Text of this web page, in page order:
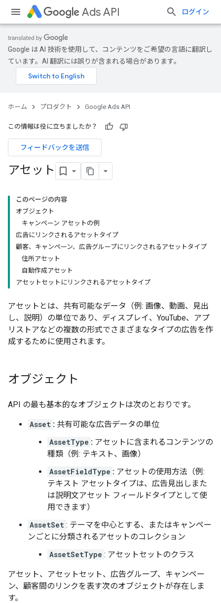
Ads API ログイン
Google は AI 技術を使用して、コンテンツをご希望の言語に翻訳し
ています。AI 翻訳には誤りが含まれる場合があります。
ホーム プロダクト Google Ads API
この情報は役に立ちましたか？
フィードバックを送信
アセット
このページの内容
オブジェクト
キャンペーン アセットの例
広告にリンクされるアセットタイプ
顧客、キャンペーン、広告グループにリンクされるアセットタイプ
住所アセット
自動作成アセット
アセットセットにリンクされるアセットタイプ
アセットとは、共有可能なデータ（例: 画像、動画、見出
し、説明）の単位であり、ディスプレイ、YouTube、アプ
リストアなどの複数の形式でさまざまなタイプの広告を作
成するために使用されます。
オブジェクト
API の最も基本的なオブジェクトは次のとおりです。
Asset : 共有可能な広告データの単位
AssetType : アセットに含まれるコンテンツの
種類（例: テキスト、画像）
AssetFieldType : アセットの使用方法（例:
テキスト アセットタイプは、広告見出しまた
は説明文アセット フィールドタイプとして使
用できます）
AssetSet : テーマを中心とする、またはキャンペー
ンごとに分類されるアセットのコレクション
AssetSetType : アセットセットのクラス
アセット、アセットセット、広告グループ、キャンペー
ン、顧客間のリンクを表す次のオブジェクトが存在しま
す。